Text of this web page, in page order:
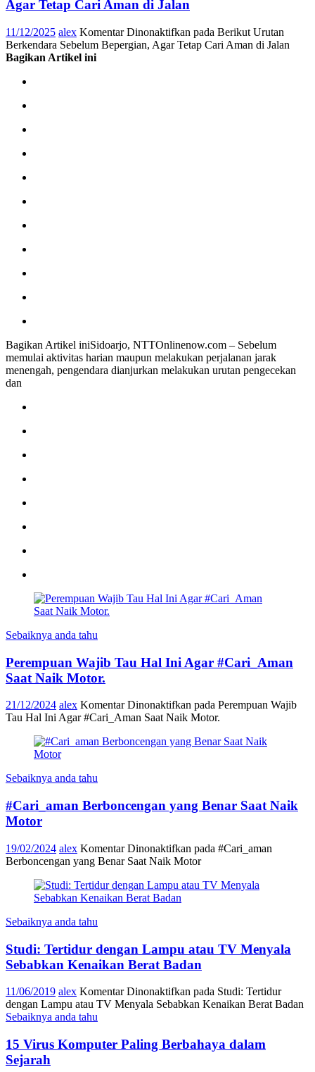
Agar Tetap Cari Aman di Jalan
11/12/2025 alex Komentar Dinonaktifkan pada Berikut Urutan
Berkendara Sebelum Bepergian, Agar Tetap Cari Aman di Jalan
Bagikan Artikel ini
Bagikan Artikel iniSidoarjo, NTTOnlinenow.com – Sebelum
memulai aktivitas harian maupun melakukan perjalanan jarak
menengah, pengendara dianjurkan melakukan urutan pengecekan
dan
Sebaiknya anda tahu
Perempuan Wajib Tau Hal Ini Agar #Cari_Aman
Saat Naik Motor.
21/12/2024 alex Komentar Dinonaktifkan pada Perempuan Wajib
Tau Hal Ini Agar #Cari_Aman Saat Naik Motor.
Sebaiknya anda tahu
#Cari_aman Berboncengan yang Benar Saat Naik
Motor
19/02/2024 alex Komentar Dinonaktifkan pada #Cari_aman
Berboncengan yang Benar Saat Naik Motor
Sebaiknya anda tahu
Studi: Tertidur dengan Lampu atau TV Menyala
Sebabkan Kenaikan Berat Badan
11/06/2019 alex Komentar Dinonaktifkan pada Studi: Tertidur
dengan Lampu atau TV Menyala Sebabkan Kenaikan Berat Badan
Sebaiknya anda tahu
15 Virus Komputer Paling Berbahaya dalam
Sejarah